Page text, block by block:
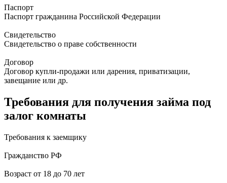
Паспорт
Паспорт гражданина Российской Федерации
Свидетельство
Свидетельство о праве собственности
Договор
Договор купли-продажи или дарения, приватизации,
завещание или др.
Требования для получения займа под
залог комнаты
Требования к заемщику
Гражданство РФ
Возраст от 18 до 70 лет